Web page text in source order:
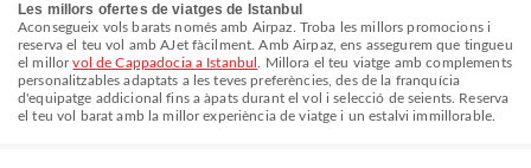
Les millors ofertes de viatges de Istanbul
Aconsegueix vols barats només amb Airpaz. Troba les millors promocions i
reserva el teu vol amb AJet fàcilment. Amb Airpaz, ens assegurem que tingueu
el millorvol de Cappadocia a Istanbul
. Millora el teu viatge amb complements
personalitzables adaptats a les teves preferències, des de la franquícia
d'equipatge addicional fins a àpats durant el vol i selecció de seients. Reserva
el teu vol barat amb la millor experiència de viatge i un estalvi immillorable.